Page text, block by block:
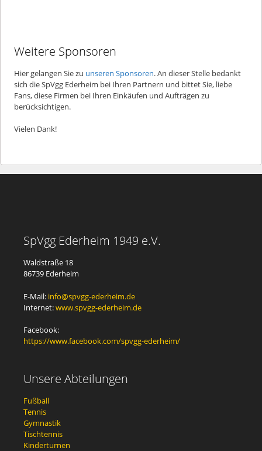
Weitere Sponsoren
Hier gelangen Sie zu unseren Sponsoren. An dieser Stelle bedankt
sich die SpVgg Ederheim bei Ihren Partnern und bittet Sie, liebe
Fans, diese Firmen bei Ihren Einkäufen und Aufträgen zu
berücksichtigen.
Vielen Dank!
SpVgg Ederheim 1949 e.V.
Waldstraße 18
86739 Ederheim
E-Mail: info@spvgg-ederheim.de
Internet:www.spvgg-ederheim.de
Facebook:
https://www.facebook.com/spvgg-ederheim/
Unsere Abteilungen
Fußball
Tennis
Gymnastik
Tischtennis
Kinderturnen